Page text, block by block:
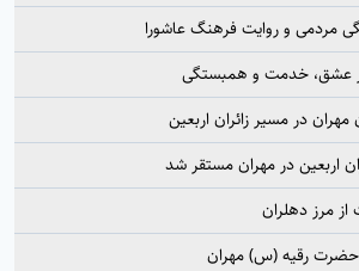
مردمی و روایت فرهنگ عاشورا
عشق، خدمت و همبستگی
در مسیر زائران اربعین
اربعین در مهران مستقر شد
مرز دهلران
رقیه (س) مهران